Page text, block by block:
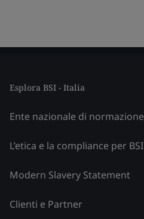
Esplora BSI - Italia
Ente nazionale di normazione
L’etica e la compliance per BSI
Modern Slavery Statement
Clienti e Partner